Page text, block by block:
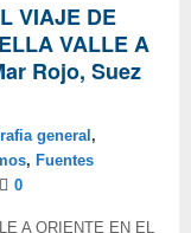
VIAJE DE
VALLE A
Rojo, Suez
general ,
, Fuentes
0
A ORIENTE EN EL